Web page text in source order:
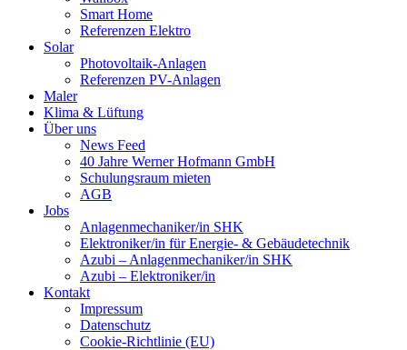
Smart Home
Referenzen Elektro
Solar
Photovoltaik-Anlagen
Referenzen PV-Anlagen
Maler
Klima & Lüftung
Über uns
News Feed
40 Jahre Werner Hofmann GmbH
Schulungsraum mieten
AGB
Jobs
Anlagenmechaniker/in SHK
Elektroniker/in für Energie- & Gebäudetechnik
Azubi – Anlagenmechaniker/in SHK
Azubi – Elektroniker/in
Kontakt
Impressum
Datenschutz
Cookie-Richtlinie (EU)